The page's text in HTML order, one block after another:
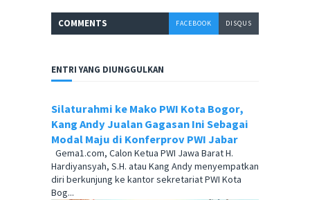
COMMENTS FACEBOOK DISQUS
ENTRI YANG DIUNGGULKAN
Silaturahmi ke Mako PWI Kota Bogor,
Kang Andy Jualan Gagasan Ini Sebagai
Modal Maju di Konferprov PWI Jabar
Gema1.com, Calon Ketua PWI Jawa Barat H.
Hardiyansyah, S.H. atau Kang Andy menyempatkan
diri berkunjung ke kantor sekretariat PWI Kota
Bog...